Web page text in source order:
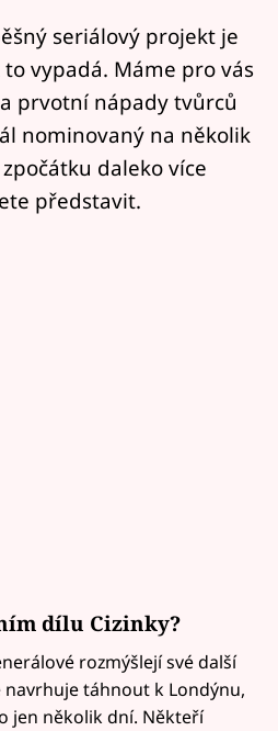
seriálový projekt je
vypadá. Máme pro vás
prvotní nápady tvůrců
nominovaný na několik
daleko více
představit.
dílu Cizinky?
rozmýšlejí své další
navrhuje táhnout k Londýnu,
jen několik dní. Někteří